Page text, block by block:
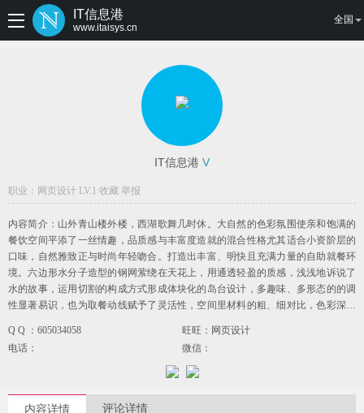
IT信息港
www.itaisys.cn
全国
IT信息港 V
职业：网页设计 LV.1 收藏 举报
内容简介：山外青山楼外楼，西湖歌舞几时休。大自然的色彩氛围使亲和饱满的
餐饮空间平添了一丝情趣，品质感与丰富度造就的混合性格尤其适合小资阶层的
口味，自然雅致正与时尚年轻吻合。打造出丰富、明快且充满力量的自助就餐环
境。六边形水分子造型的钢网萦绕在天花上，用通透轻盈的质感，浅浅地诉说了
水的故事，运用切割的构成方式形成体块化的岛台设计，多趣味、多形态的的调
性显著易识，也为取餐动线赋予了灵活性，空间里材料的粗、细对比，色彩深浅
的条格、异域的吊顶，无不在文化格调上充分彰显小资阶层的审美趣味，营造出
散淡自由的慢生活情境。
Q Q ：605034058
旺旺：网页设计
电话：
微信：
内容详情 评论详情